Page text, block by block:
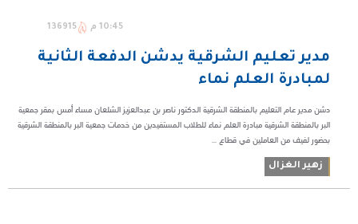
10:45 م 136915
مدير تعليم الشرقية يدشن الدفعة الثانية
لمبادرة العلم نماء
دشن مدير عام التعليم بالمنطقة الشرقية الدكتور ناصر بن عبدالعزيز الشلعان مساء أمس بمقر جمعية
البر بالمنطقة الشرقية مبادرة العلم نماء للطلاب المستفيدين من خدمات جمعية البر بالمنطقة الشرقية
بحضور لفيف من العاملين في قطاع ...
زهير الغزال